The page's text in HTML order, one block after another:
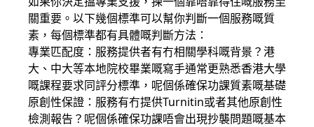
關重要。以下幾個標準可以幫你判斷一個服務嘅質
素，每個標準都有具體嘅判斷方法：
專業匹配度：服務提供者有冇相關學科嘅背景？港
大、中大等本地院校畢業嘅寫手通常更熟悉香港大學
嘅課程要求同評分標準，呢個係確保功課質素嘅基礎
原創性保證：服務有冇提供Turnitin或者其他原創性
檢測報告？呢個係確保功課唔會出現抄襲問題嘅基本